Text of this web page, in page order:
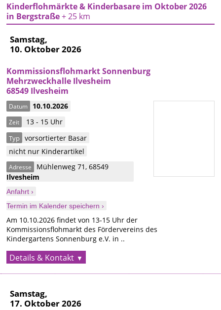
Kinderflohmärkte & Kinderbasare im Oktober 2026
in Bergstraße+ 25 km
Samstag,
10. Oktober 2026
Kommissionsflohmarkt Sonnenburg
Mehrzweckhalle Ilvesheim
68549 Ilvesheim
Datum 10.10.2026
Zeit 13 - 15 Uhr
Typ vorsortierter Basar
nicht nur Kinderartikel
Adresse Mühlenweg 71,68549
Ilvesheim
Anfahrt ›
Termin im Kalender speichern ›
Am 10.10.2026 findet von 13-15 Uhr der
Kommissionsflohmarkt des Fördervereins des
Kindergartens Sonnenburg e.V. in ..
Details & Kontakt
Samstag,
17. Oktober 2026